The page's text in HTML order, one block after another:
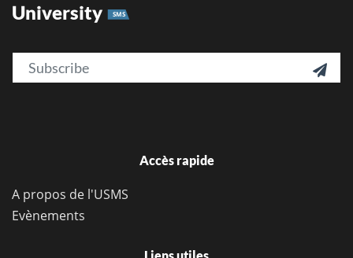
University SMS
Email 
Accès rapide
A propos de l'USMS
Evènements